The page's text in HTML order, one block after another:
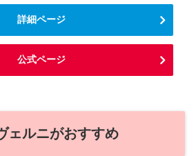
詳細ページ
公式ページ
ェルニがおすすめ